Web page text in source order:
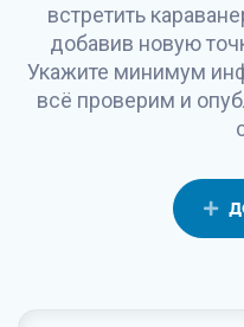
встретить
добавив новую
Укажите минимум
всё проверим и